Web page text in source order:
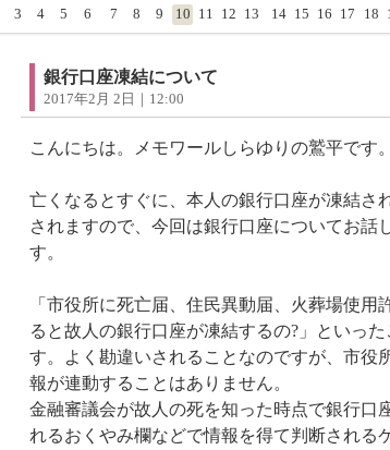
3 4 5 6 7 8 9 10 11 12 13 14 15 16 17 18
銀行口座凍結について
2017年2月 2日｜12:00
こんにちは。メモワールしらゆりの鷲平です。
亡くなるとすぐに、本人の銀行口座が凍結さ
されますので、今回は銀行口座についてお話
す。
「市役所に死亡届、住民異動届、火葬場使用
ると故人の銀行口座が凍結するの?」といっ
す。よく勘違いされることなのですが、市役
報が連動することはありません。
金融審議会が故人の死を知った時点で銀行口
れるおくやみ欄などで情報を得て判断される